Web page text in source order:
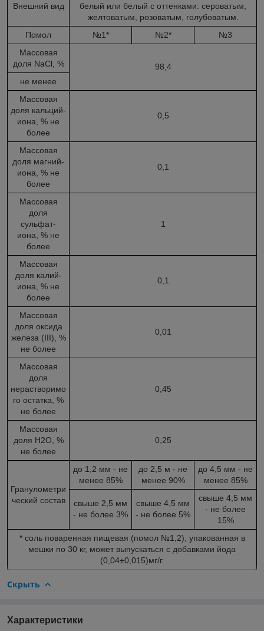
Внешний вид
белый или белый с оттенками: сероватым,
желтоватым, розоватым, голубоватым.
Помол
№1* №2*
№3
Массовая
доля NaCl, %
98,4
не менее
Массовая
доля кальций-
иона, % не
более
0,5
Массовая
доля магний-
иона, % не
более
0,1
Массовая
доля
сульфат-
иона, % не
более
1
Массовая
доля калий-
иона, % не
более
0,1
Массовая
доля оксида
железа (III), %
не более
0,01
Массовая
доля
нерастворимо
го остатка, %
не более
0,45
Массовая
доля H2O, %
не более
0,25
Гранулометри
ческий состав
до 1,2 мм - не
менее 85%
до 2,5 м - не
менее 90%
до 4,5 мм - не
менее 85%
свыше 2,5 мм
- не более 3%
свыше 4,5 мм
- не более 5%
свыше 4,5 мм
- не более
15%
* соль поваренная пищевая (помол №1,2), упакованная в
мешки по 30 кг, может выпускаться с добавками йода
(0,04±0,015)мг/г.
Скрыть
Характеристики